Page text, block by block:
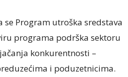
se Program utroška sredstava
programa podrška sektoru
konkurentnosti –
i poduzetnicima.